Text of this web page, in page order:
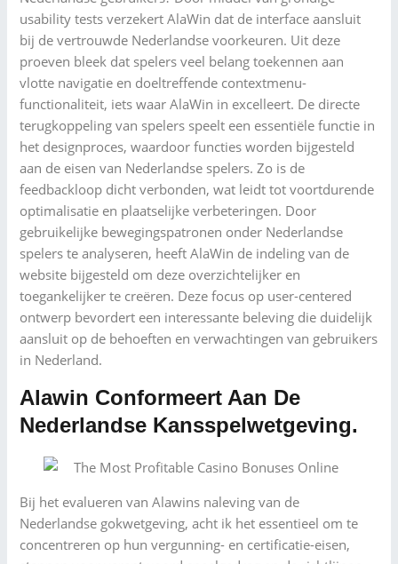
usability tests verzekert AlaWin dat de interface aansluit
bij de vertrouwde Nederlandse voorkeuren. Uit deze
proeven bleek dat spelers veel belang toekennen aan
vlotte navigatie en doeltreffende contextmenu-
functionaliteit, iets waar AlaWin in excelleert. De directe
terugkoppeling van spelers speelt een essentiële functie in
het designproces, waardoor functies worden bijgesteld
aan de eisen van Nederlandse spelers. Zo is de
feedbackloop dicht verbonden, wat leidt tot voortdurende
optimalisatie en plaatselijke verbeteringen. Door
gebruikelijke bewegingspatronen onder Nederlandse
spelers te analyseren, heeft AlaWin de indeling van de
website bijgesteld om deze overzichtelijker en
toegankelijker te creëren. Deze focus op user-centered
ontwerp bevordert een interessante beleving die duidelijk
aansluit op de behoeften en verwachtingen van gebruikers
in Nederland.
Alawin Conformeert Aan De
Nederlandse Kansspelwetgeving.
Bij het evalueren van Alawins naleving van de
Nederlandse gokwetgeving, acht ik het essentieel om te
concentreren op hun vergunning- en certificatie-eisen,